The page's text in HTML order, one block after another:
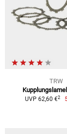
TRW
UVP 62,60 €2